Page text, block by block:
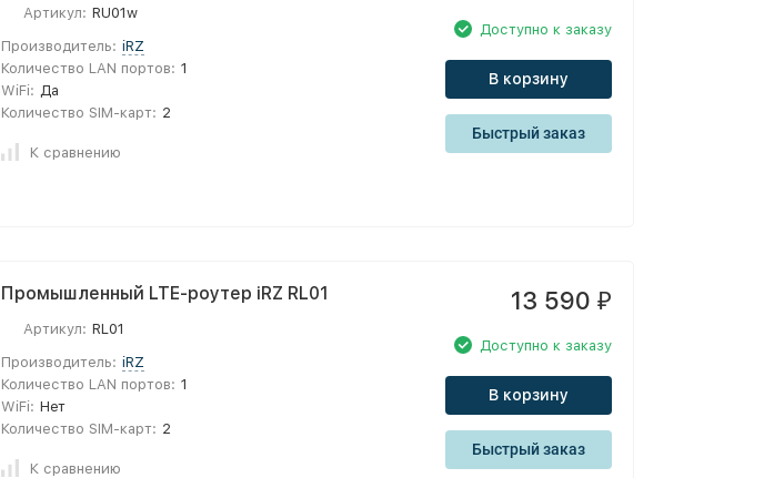
Артикул: RU01w
Производитель: iRZ
Количество LAN портов: 1
WiFi: Да
Количество SIM-карт: 2
К сравнению
Доступно к заказу
В корзину
Быстрый заказ
Промышленный LTE-роутер iRZ RL01
Артикул: RL01
Производитель: iRZ
Количество LAN портов: 1
WiFi: Нет
Количество SIM-карт: 2
К сравнению
13 590 ₽
Доступно к заказу
В корзину
Быстрый заказ